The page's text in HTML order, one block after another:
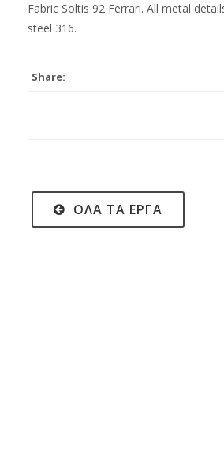
Fabric Soltis 92 Ferrari. All metal
steel 316.
Share:
ΌΛΑ ΤΑ ΈΡΓΑ